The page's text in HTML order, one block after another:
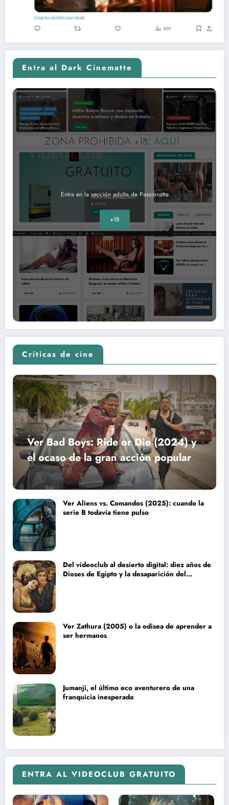
Entra al Dark Cinematte
Entra en la sección adulta de Passionatte
+18
Críticas de cine
Ver Bad Boys: Ride or Die (2024) y
el ocaso de la gran acción popular
Ver Aliens vs. Comandos (2025): cuando la
serie B todavía tiene pulso
Del videoclub al desierto digital: diez años de
Dioses de Egipto y la desaparición del
Ver Zathura (2005) o la odisea de aprender a
ser hermanos
Jumanji, el último eco aventurero de una
franquicia inesperada
ENTRA AL VIDEOCLUB GRATUITO